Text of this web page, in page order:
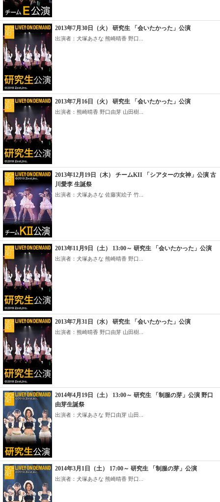
2013年7月30日（火） 研究生 「会いたかった」公演
出演者：犬塚あさな 熊崎晴香 野口...
2013年7月16日（火） 研究生 「会いたかった」公演
出演者：熊崎晴香 野口由芽 山田樹...
2013年12月19日（木） チームKII 「シアターの女神」公演 古
川愛李 生誕祭
出演者：犬塚あさな 佐藤実絵子 竹...
2013年11月9日（土） 13:00～ 研究生 「会いたかった」公演
出演者：犬塚あさな 熊崎晴香 野口...
2013年7月31日（水） 研究生 「会いたかった」公演
出演者：熊崎晴香 野口由芽 山田樹...
2014年4月19日（土） 13:00～ 研究生 「制服の芽」公演 野口
由芽生誕祭
出演者：犬塚あさな 野口由芽 山田...
2014年3月1日（土） 17:00～ 研究生 「制服の芽」公演
出演者：犬塚あさな 熊崎晴香 野口...